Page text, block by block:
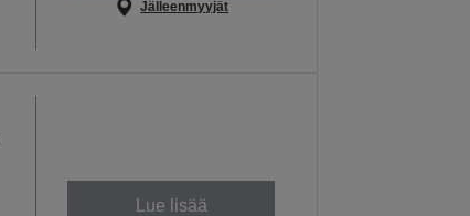
Jälleenmyyjät
Lue lisää